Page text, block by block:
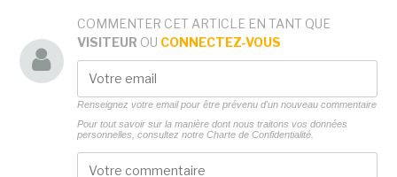
COMMENTER CET ARTICLE EN TANT QUE
VISITEUR OU CONNECTEZ-VOUS
Renseignez votre email pour être prévenu d'un nouveau commentaire
Pour tout savoir sur la manière dont nous traitons vos données
personnelles, consultez notre Charte de Confidentialité.